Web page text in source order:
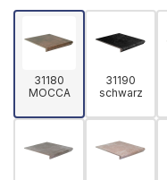
31180
MOCCA
31190
schwarz